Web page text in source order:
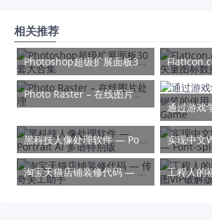
相关推荐
Photoshop超级扩展面板30套大合集
Photo Raster – 在线图片处理
黑科技人像处理软件 — Portrait AI 多语特别版
淘宝天猫店铺装修代码 — 传奇美工助手